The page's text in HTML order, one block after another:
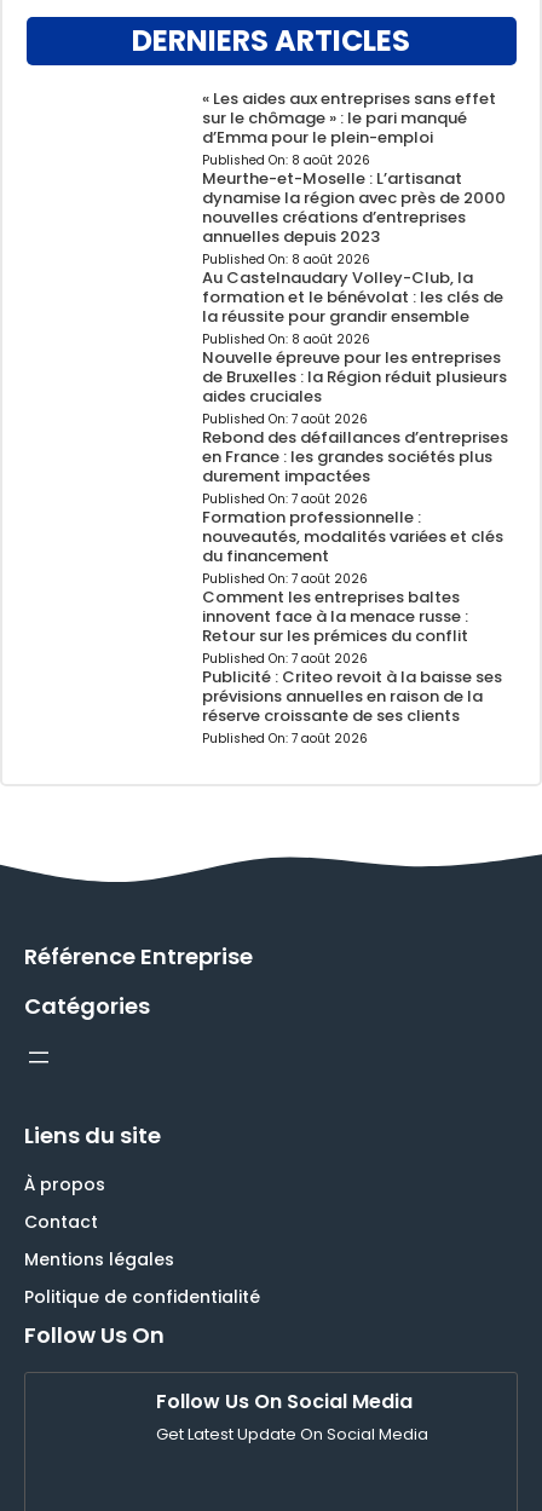
DERNIERS ARTICLES
« Les aides aux entreprises sans effet
sur le chômage » : le pari manqué
d’Emma pour le plein-emploi
Published On: 8 août 2026
Meurthe-et-Moselle : L’artisanat
dynamise la région avec près de 2000
nouvelles créations d’entreprises
annuelles depuis 2023
Published On: 8 août 2026
Au Castelnaudary Volley-Club, la
formation et le bénévolat : les clés de
la réussite pour grandir ensemble
Published On: 8 août 2026
Nouvelle épreuve pour les entreprises
de Bruxelles : la Région réduit plusieurs
aides cruciales
Published On: 7 août 2026
Rebond des défaillances d’entreprises
en France : les grandes sociétés plus
durement impactées
Published On: 7 août 2026
Formation professionnelle :
nouveautés, modalités variées et clés
du financement
Published On: 7 août 2026
Comment les entreprises baltes
innovent face à la menace russe :
Retour sur les prémices du conflit
Published On: 7 août 2026
Publicité : Criteo revoit à la baisse ses
prévisions annuelles en raison de la
réserve croissante de ses clients
Published On: 7 août 2026
Référence Entreprise
Catégories
Liens du site
À propos
Contact
Mentions légales
Politique de confidentialité
Follow Us On
Follow Us On Social Media
Get Latest Update On Social Media